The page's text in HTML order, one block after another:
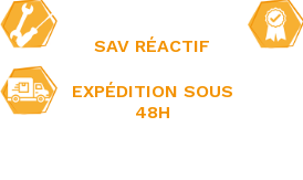
SAV RÉACTIF
EXPÉDITION SOUS
48H